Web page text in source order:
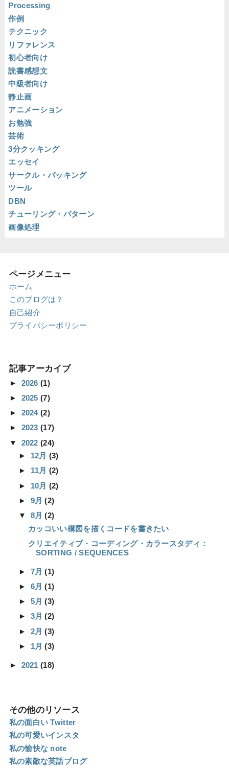
Processing
作例
テクニック
リファレンス
初心者向け
読書感想文
中級者向け
静止画
アニメーション
お勉強
芸術
3分クッキング
エッセイ
サークル・パッキング
ツール
DBN
チューリング・パターン
画像処理
ページメニュー
ホーム
このブログは？
自己紹介
プライバシーポリシー
記事アーカイブ
► 2026(1)
► 2025(7)
► 2024(2)
► 2023(17)
▼ 2022(24)
► 12月 (3)
► 11月 (2)
► 10月 (2)
► 9月(2)
▼ 8月(2)
カッコいい構図を描くコードを書きたい
クリエイティブ・コーディング・カラースタディ：
SORTING / SEQUENCES
► 7月(1)
► 6月(1)
► 5月(3)
► 3月(2)
► 2月(3)
► 1月(3)
► 2021(18)
その他のリソース
私の面白い Twitter
私の可愛いインスタ
私の愉快な note
私の素敵な英語ブログ